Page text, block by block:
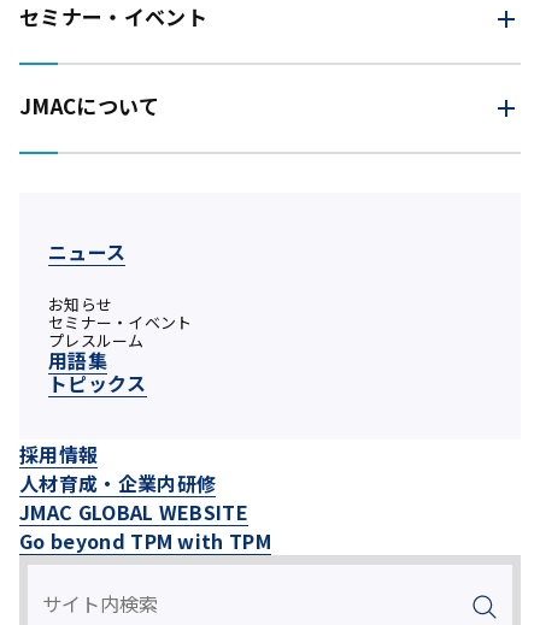
セミナー・イベント
JMACについて
ニュース
お知らせ
セミナー・イベント
プレスルーム
用語集
トピックス
採用情報
人材育成・企業内研修
JMAC GLOBAL WEBSITE
Go beyond TPM with TPM